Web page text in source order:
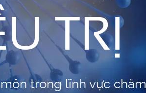
TRỊ
trong lĩnh vực chăm